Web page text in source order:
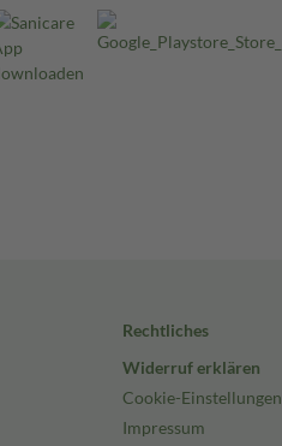
Rechtliches
Widerruf erklären
Cookie-Einstellungen
Impressum